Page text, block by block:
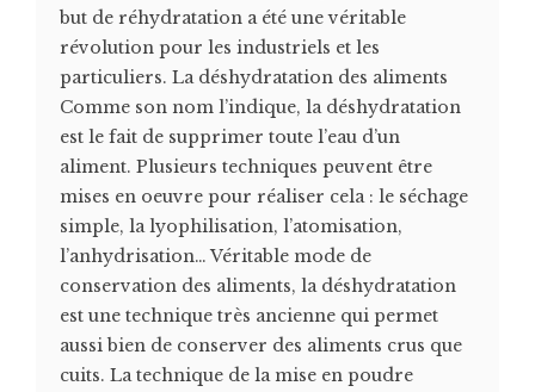
but de réhydratation a été une véritable
révolution pour les industriels et les
particuliers. La déshydratation des aliments
Comme son nom l’indique, la déshydratation
est le fait de supprimer toute l’eau d’un
aliment. Plusieurs techniques peuvent être
mises en oeuvre pour réaliser cela : le séchage
simple, la lyophilisation, l’atomisation,
l’anhydrisation… Véritable mode de
conservation des aliments, la déshydratation
est une technique très ancienne qui permet
aussi bien de conserver des aliments crus que
cuits. La technique de la mise en poudre